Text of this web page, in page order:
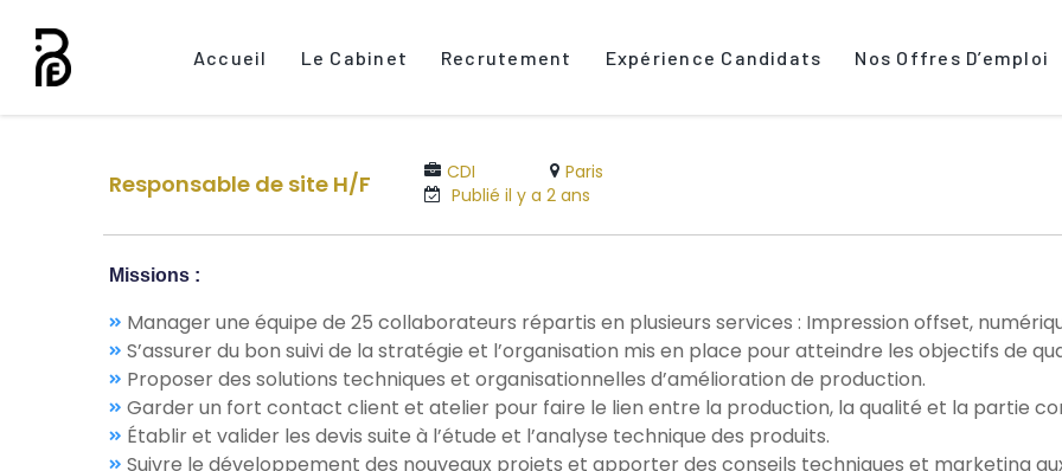
Accueil Le Cabinet Recrutement Expérience Candidats Nos Offres D’emploi
Responsable de site H/F CDI
Paris
Publié il y a 2 ans
Missions :
Manager une équipe de 25 collaborateurs répartis en plusieurs services : Impression offset,
S’assurer du bon suivi de la stratégie et l’organisation mis en place pour atteindre les objectifs de
Proposer des solutions techniques et organisationnelles d’amélioration de production.
Garder un fort contact client et atelier pour faire le lien entre la production, la qualité et la partie
Établir et valider les devis suite à l’étude et l’analyse technique des produits.
Suivre le développement des nouveaux projets et apporter des conseils techniques et marketing